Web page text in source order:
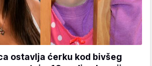
ostavlja ćerku kod bivšeg